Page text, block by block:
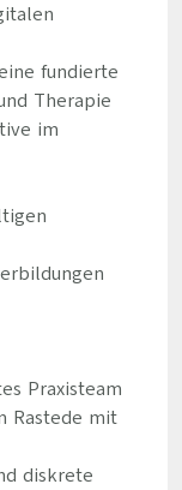
fundierte
Therapie
im
Praxisteam
Rastede mit
diskrete